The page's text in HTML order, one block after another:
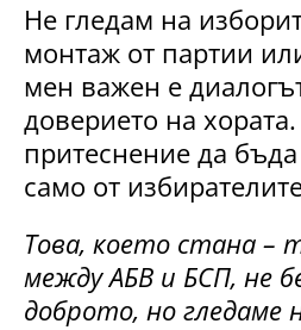
Не гледам на
монтаж от партии
мен важен е
доверието на
притеснение да
само от
Това, което стана –
между АБВ и БСП, не
доброто, но гледаме